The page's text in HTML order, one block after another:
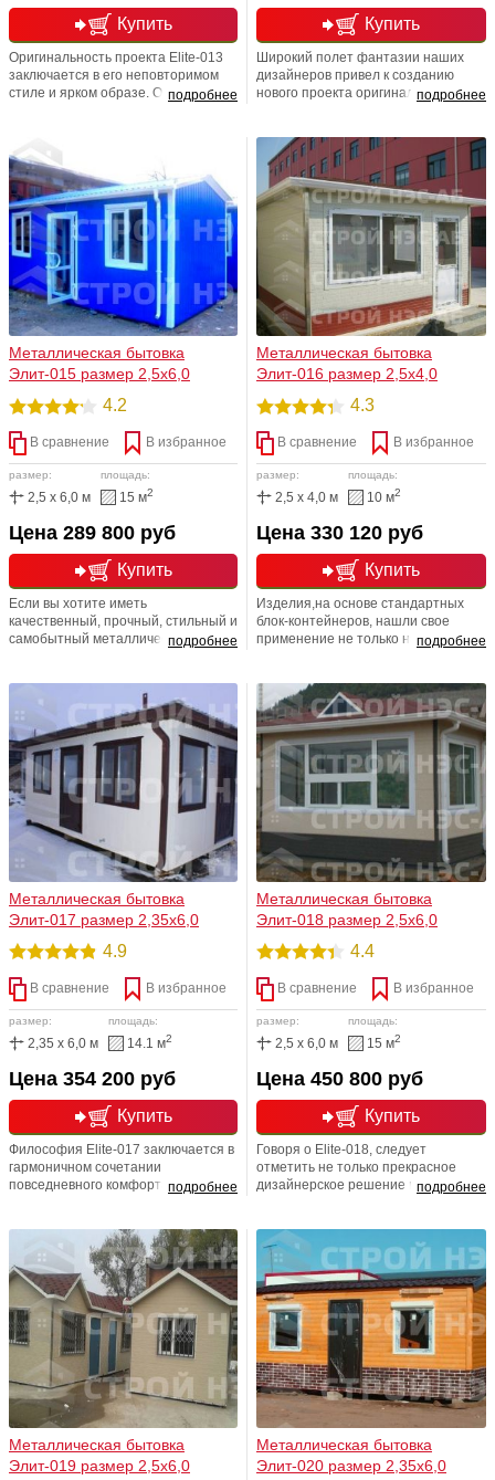
Купить
подробнее
Оригинальность проекта Elite-013
заключается в его неповторимом
стиле и ярком образе. Отдельное
одинаковых типовых домов,
представленных в различных
садово-огородных товариществах.
Мы счастливы баловать Вас!
Купить
подробнее
Широкий полет фантазии наших
дизайнеров привел к созданию
нового проекта оригинального
быть внесены коррективы;
добавлена или убрана внутренняя
перегородка, изменена планировка.
Это позволяет максимально
приспособить этот дом под свои
потребности.
Металлическая бытовка
Элит-015 размер 2,5х6,0
4.2
В сравнение В избранное
размер:
2,5 x 6,0 м
площадь:
15 м2
Купить
Цена 289 800 руб
подробнее
Если вы хотите иметь
качественный, прочный, стильный и
самобытный металлический дом,
компании тысячи удачных проектов
и разработок по
усовершенствованию и
моделированию типовой
продукции.
Металлическая бытовка
Элит-016 размер 2,5х4,0
4.3
В сравнение В избранное
размер:
2,5 x 4,0 м
площадь:
10 м2
Купить
Цена 330 120 руб
подробнее
Изделия,на основе стандартных
блок-контейнеров, нашли свое
применение не только на
мегаполиса. Рост их популярности,
безусловно, связан не только с
прекрасным внешним видом
изделия и относительно недорогой
ценовой политикой, но и полностью
автономной жизненной системой
обеспечения.
Металлическая бытовка
Элит-017 размер 2,35х6,0
4.9
В сравнение В избранное
размер:
2,35 x 6,0 м
площадь:
14.1 м2
Купить
Цена 354 200 руб
подробнее
Философия Еlite-017 заключается в
гармоничном сочетании
повседневного комфорта и
смешении различных фактурных
материалов, а также принтов,
эффектной цветовой палитры.
Водосливы не включены в
стоимость проекта. Любая
размерная линейка!Любая
перепланировка! Полностью
утепленный вариант!
Металлическая бытовка
Элит-018 размер 2,5х6,0
4.4
В сравнение В избранное
размер:
2,5 x 6,0 м
площадь:
15 м2
Купить
Цена 450 800 руб
подробнее
Говоря о Elite-018, следует
отметить не только прекрасное
дизайнерское решение наших
строения. Кровельная система
спроектирована таким образом,
чтобы защитить от осадков не
только входную группу окон и двери,
но и непосредственного самого
обладателя этого строения
Металлическая бытовка
Элит-019 размер 2,5х6,0
Металлическая бытовка
Элит-020 размер 2,35х6,0